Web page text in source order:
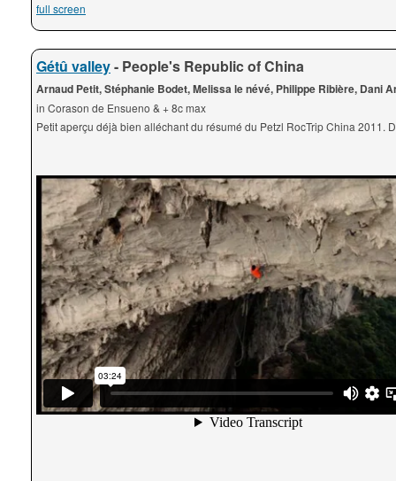
full screen
Gétû valley- People's Republic of China
Arnaud Petit, Stéphanie Bodet, Melissa le névé, Philippe Ribière, Dani
in Corason de Ensueno & + 8c max
Petit aperçu déjà bien alléchant du résumé du Petzl RocTrip China 2011.